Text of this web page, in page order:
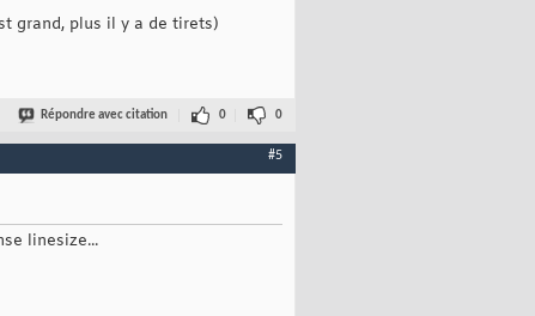
grand, plus il y a de tirets)
Répondre avec citation 0 0
#5
linesize...